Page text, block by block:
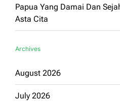
Papua Yang Damai Dan
Asta Cita
Archives
August 2026
July 2026